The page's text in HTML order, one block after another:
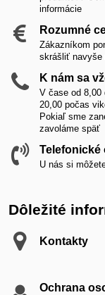
informácie
Rozumné
Zákazníkom
skrášliť navyše
K nám sa
V čase od 8,00
20,00 počas
Pokiaľ sme
zavoláme späť
Telefonické
U nás si
Dôležité
Kontakty
Ochrana